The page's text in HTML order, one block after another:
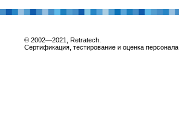
© 2002—2021, Retratech.
Сертификация, тестирование и оценка персонала.